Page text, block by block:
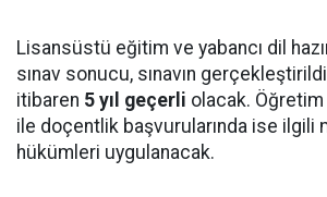
Lisansüstü eğitim ve yabancı dil
sınav sonucu, sınavın
itibaren 5 yıl geçerli olacak. Öğretim
ile doçentlik başvurularında ise ilgili
hükümleri uygulanacak.